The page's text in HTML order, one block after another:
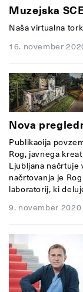
Muzejska
Naša virtualna
16. november
Nova
Publikacija
Rog, javnega
Ljubljana načrtuje
načrtovanja je
laboratorij, ki
9. november 2020